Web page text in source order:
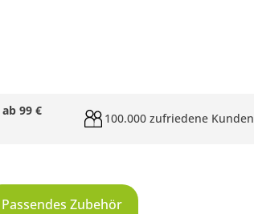
ab 99 €
100.000 zufriedene Kunden
Passendes Zubehör